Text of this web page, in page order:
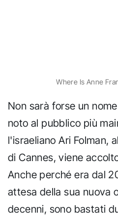
Where Is Anne
Non sarà forse un
noto al pubblico più
l'israeliano Ari Folman,
di Cannes, viene
Anche perché era dal
attesa della sua nuova
decenni, sono bastati